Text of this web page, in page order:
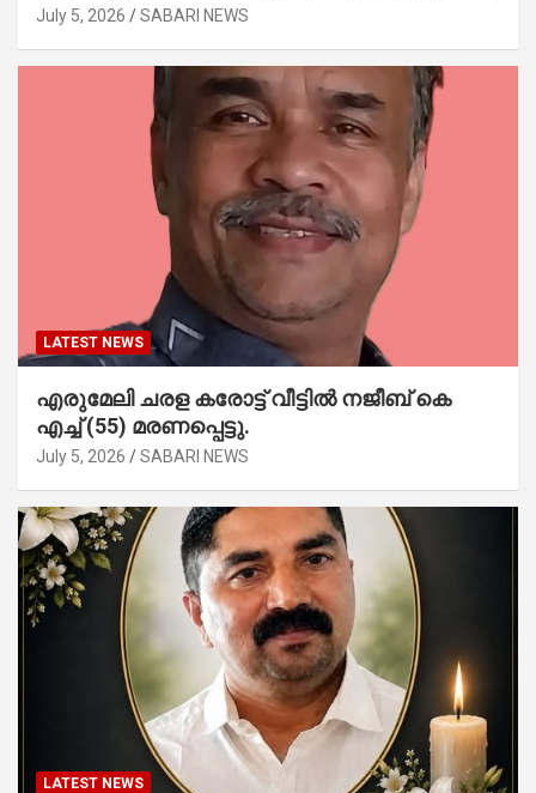
July 5, 2026 SABARI NEWS
LATEST NEWS
എരുമേലി ചരള കരോട്ട് വീട്ടിൽ നജീബ് കെ
എച്ച് (55) മരണപ്പെട്ടു.
July 5, 2026 SABARI NEWS
LATEST NEWS